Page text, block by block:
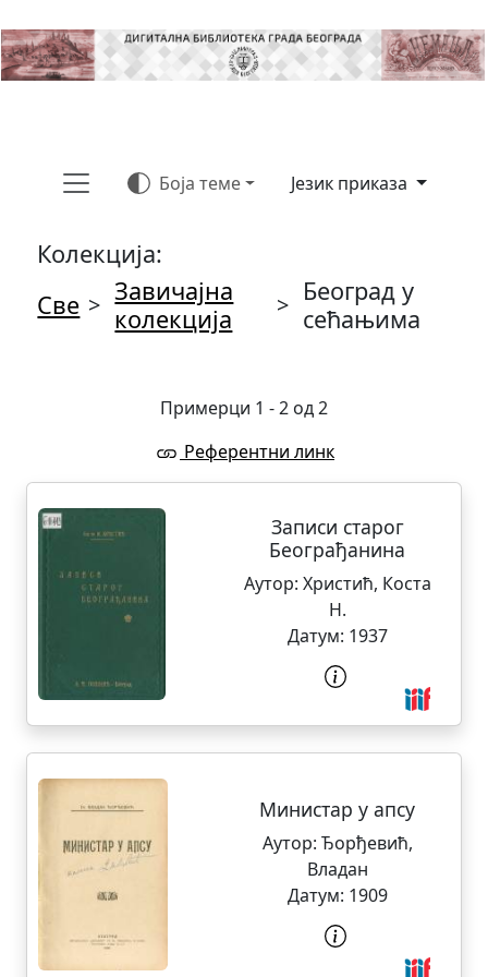
Боја теме Језик приказа
Колекција:
Све > Завичајна
колекција
> Београд у
сећањима
Примерци 1 - 2 од 2
Референтни линк
Записи старог
Београђанина
Аутор: Христић, Коста
Н.
Датум: 1937
Министар у апсу
Аутор: Ђорђевић,
Владан
Датум: 1909